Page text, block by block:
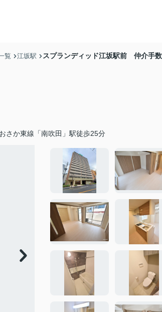
覧 江坂駅 スプランディッド江坂駅前 仲介手
さか東線「南吹田」駅徒歩25分